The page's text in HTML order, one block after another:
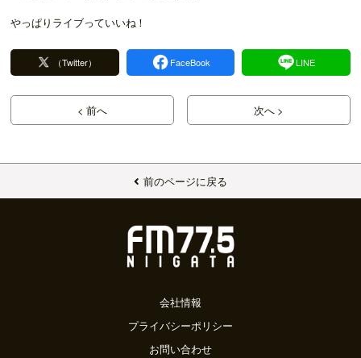
やっぱりライブっていいね！
（Twitter） FaceBook LINE
< 前へ 次へ >
前のページに戻る
会社情報
プライバシーポリシー
お問い合わせ